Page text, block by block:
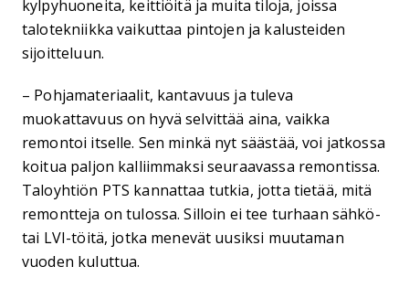
kylpyhuoneita, keittiöitä ja muita tiloja, joissa
talotekniikka vaikuttaa pintojen ja kalusteiden
sijoitteluun.
– Pohjamateriaalit, kantavuus ja tuleva
muokattavuus on hyvä selvittää aina, vaikka
remontoi itselle. Sen minkä nyt säästää, voi jatkossa
koitua paljon kalliimmaksi seuraavassa remontissa.
Taloyhtiön PTS kannattaa tutkia, jotta tietää, mitä
remontteja on tulossa. Silloin ei tee turhaan sähkö-
tai LVI-töitä, jotka menevät uusiksi muutaman
vuoden kuluttua.